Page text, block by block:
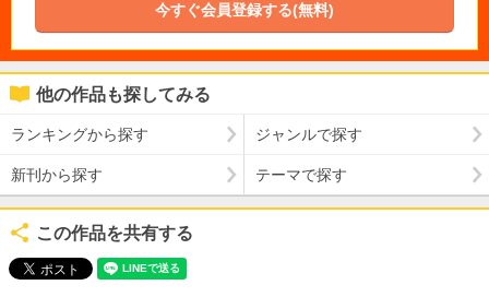
今すぐ会員登録する(無料)
他の作品も探してみる
ランキングから探す ジャンルで探す
新刊から探す テーマで探す
この作品を共有する